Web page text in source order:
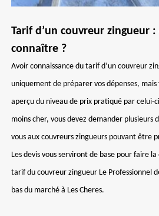
Tarif d’un couvreur zingueur
connaître ?
Avoir connaissance du tarif d’un couvreur
uniquement de préparer vos dépenses,
aperçu du niveau de prix pratiqué par celui-
moins cher, vous devez demander plusieurs
vous aux couvreurs zingueurs pouvant être
Les devis vous serviront de base pour faire
tarif du couvreur zingueur Le Professionnel
bas du marché à Les Cheres.